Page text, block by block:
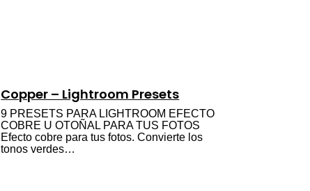
Copper – Lightroom Presets
9 PRESETS PARA LIGHTROOM EFECTO
COBRE U OTOÑAL PARA TUS FOTOS
Efecto cobre para tus fotos. Convierte los
tonos verdes…